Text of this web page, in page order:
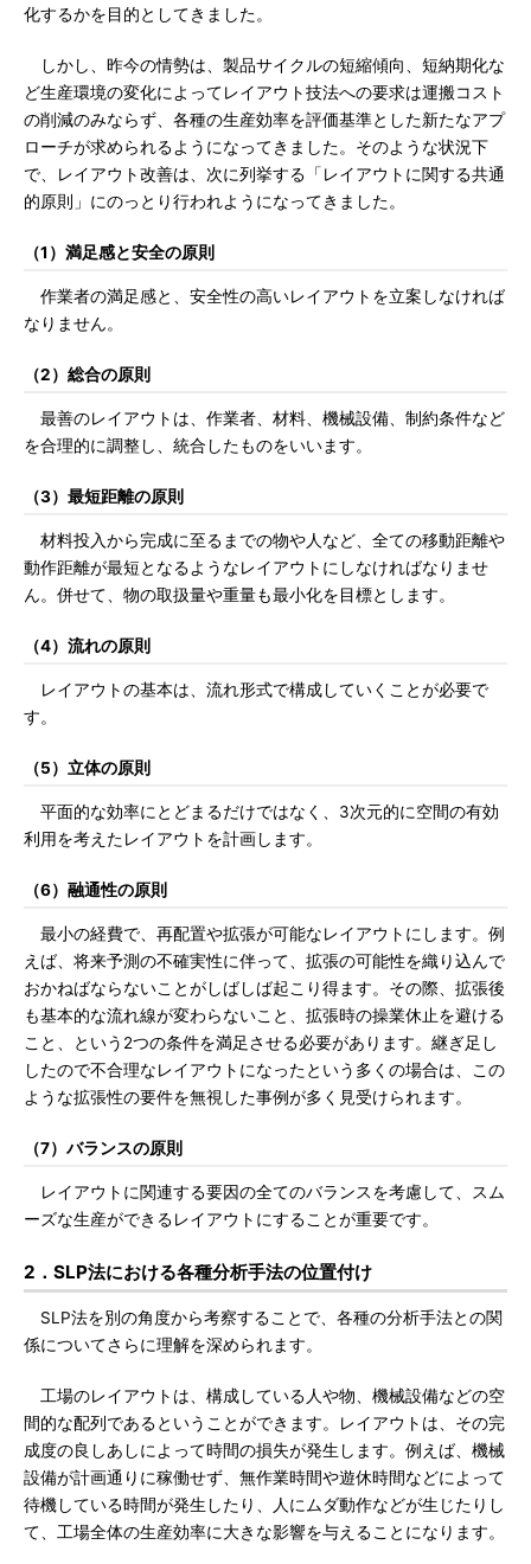
化するかを目的としてきました。
しかし、昨今の情勢は、製品サイクルの短縮傾向、短納期化な
ど生産環境の変化によってレイアウト技法への要求は運搬コスト
の削減のみならず、各種の生産効率を評価基準とした新たなアプ
ローチが求められるようになってきました。そのような状況下
で、レイアウト改善は、次に列挙する「レイアウトに関する共通
的原則」にのっとり行われようになってきました。
（1）満足感と安全の原則
作業者の満足感と、安全性の高いレイアウトを立案しなければ
なりません。
（2）総合の原則
最善のレイアウトは、作業者、材料、機械設備、制約条件など
を合理的に調整し、統合したものをいいます。
（3）最短距離の原則
材料投入から完成に至るまでの物や人など、全ての移動距離や
動作距離が最短となるようなレイアウトにしなければなりませ
ん。併せて、物の取扱量や重量も最小化を目標とします。
（4）流れの原則
レイアウトの基本は、流れ形式で構成していくことが必要で
す。
（5）立体の原則
平面的な効率にとどまるだけではなく、3次元的に空間の有効
利用を考えたレイアウトを計画します。
（6）融通性の原則
最小の経費で、再配置や拡張が可能なレイアウトにします。例
えば、将来予測の不確実性に伴って、拡張の可能性を織り込んで
おかねばならないことがしばしば起こり得ます。その際、拡張後
も基本的な流れ線が変わらないこと、拡張時の操業休止を避ける
こと、という2つの条件を満足させる必要があります。継ぎ足し
したので不合理なレイアウトになったという多くの場合は、この
ような拡張性の要件を無視した事例が多く見受けられます。
（7）バランスの原則
レイアウトに関連する要因の全てのバランスを考慮して、スム
ーズな生産ができるレイアウトにすることが重要です。
2．SLP法における各種分析手法の位置付け
SLP法を別の角度から考察することで、各種の分析手法との関
係についてさらに理解を深められます。
工場のレイアウトは、構成している人や物、機械設備などの空
間的な配列であるということができます。レイアウトは、その完
成度の良しあしによって時間の損失が発生します。例えば、機械
設備が計画通りに稼働せず、無作業時間や遊休時間などによって
待機している時間が発生したり、人にムダ動作などが生じたりし
て、工場全体の生産効率に大きな影響を与えることになります。